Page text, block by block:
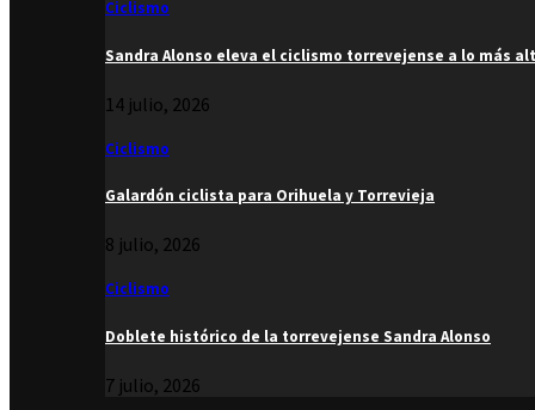
Ciclismo
Sandra Alonso eleva el ciclismo torrevejense a lo más
14 julio, 2026
Ciclismo
Galardón ciclista para Orihuela y Torrevieja
8 julio, 2026
Ciclismo
Doblete histórico de la torrevejense Sandra Alonso
7 julio, 2026